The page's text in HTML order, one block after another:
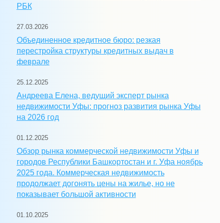
РБК
27.03.2026
Объединенное кредитное бюро: резкая
перестройка структуры кредитных выдач в
феврале
25.12.2025
Андреева Елена, ведущий эксперт рынка
недвижимости Уфы: прогноз развития рынка Уфы
на 2026 год
01.12.2025
Обзор рынка коммерческой недвижимости Уфы и
городов Республики Башкортостан и г. Уфа ноябрь
2025 года. Коммерческая недвижимость
продолжает догонять цены на жилье, но не
показывает большой активности
01.10.2025